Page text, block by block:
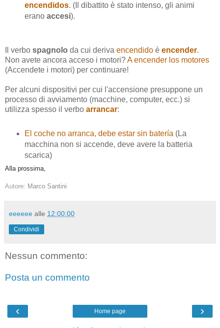
encendidos. (Il dibattito è stato intenso, gli animi
erano accesi).
Il verbo spagnolo da cui deriva encendido è encender.
Non avete ancora acceso i motori?A encender los motores
(Accendete i motori) per continuare!
Per alcuni dispositivi per cui l'accensione presuppone un
processo di avviamento (macchine, computer, ecc.) si
utilizza spesso il verbo arrancar:
El coche no arranca, debe estar sin batería (La
macchina non si accende, deve avere la batteria
scarica)
Alla prossima,
Autore: Marco Santini
eeeeee alle 12:00:00
Condividi
Nessun commento:
Posta un commento
‹ ›
Home page